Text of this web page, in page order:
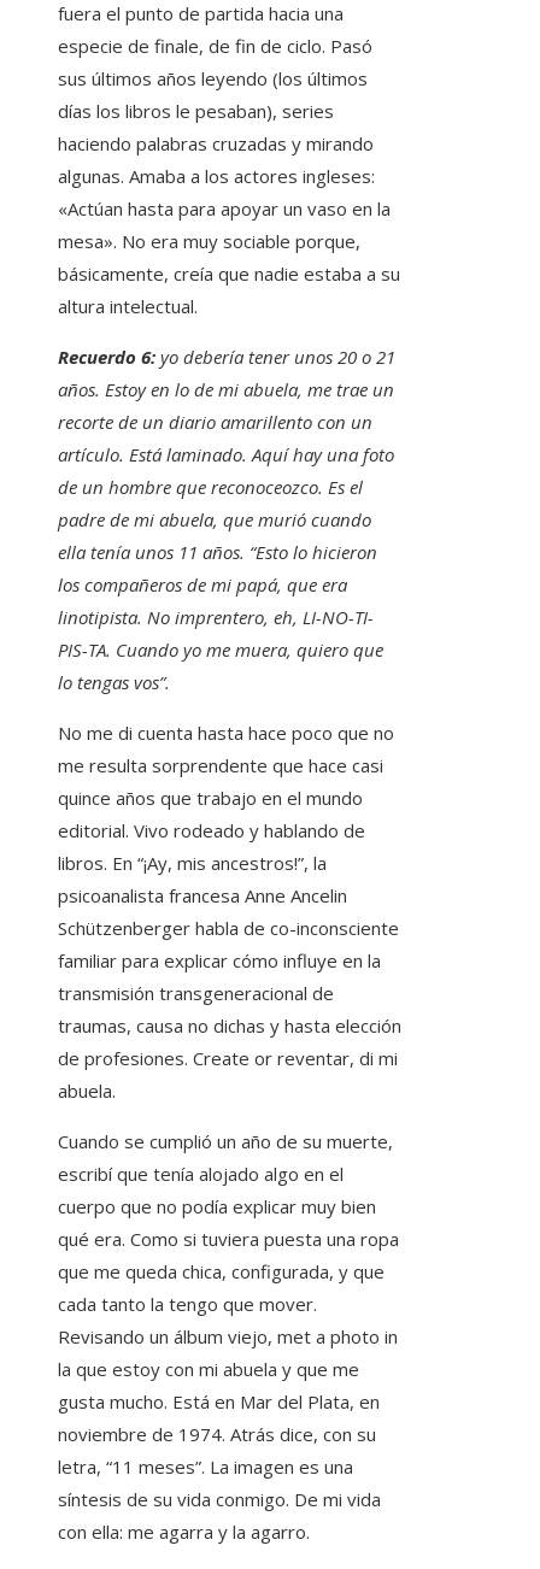
fuera el punto de partida hacia una
especie de finale, de fin de ciclo. Pasó
sus últimos años leyendo (los últimos
días los libros le pesaban), series
haciendo palabras cruzadas y mirando
algunas. Amaba a los actores ingleses:
«Actúan hasta para apoyar un vaso en la
mesa». No era muy sociable porque,
básicamente, creía que nadie estaba a su
altura intelectual.
Recuerdo 6: yo debería tener unos 20 o 21
años. Estoy en lo de mi abuela, me trae un
recorte de un diario amarillento con un
artículo. Está laminado. Aquí hay una foto
de un hombre que reconoceozco. Es el
padre de mi abuela, que murió cuando
ella tenía unos 11 años. “Esto lo hicieron
los compañeros de mi papá, que era
linotipista. No imprentero, eh, LI-NO-TI-
PIS-TA. Cuando yo me muera, quiero que
lo tengas vos”.
No me di cuenta hasta hace poco que no
me resulta sorprendente que hace casi
quince años que trabajo en el mundo
editorial. Vivo rodeado y hablando de
libros. En “¡Ay, mis ancestros!”, la
psicoanalista francesa Anne Ancelin
Schützenberger habla de co-inconsciente
familiar para explicar cómo influye en la
transmisión transgeneracional de
traumas, causa no dichas y hasta elección
de profesiones. Create or reventar, di mi
abuela.
Cuando se cumplió un año de su muerte,
escribí que tenía alojado algo en el
cuerpo que no podía explicar muy bien
qué era. Como si tuviera puesta una ropa
que me queda chica, configurada, y que
cada tanto la tengo que mover.
Revisando un álbum viejo, met a photo in
la que estoy con mi abuela y que me
gusta mucho. Está en Mar del Plata, en
noviembre de 1974. Atrás dice, con su
letra, “11 meses”. La imagen es una
síntesis de su vida conmigo. De mi vida
con ella: me agarra y la agarro.